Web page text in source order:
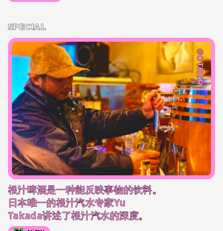
SPECIAL
#OTHER
根汁啤酒是一种能反映事物的饮料。
日本唯一的根汁汽水专家Yu
Takada讲述了根汁汽水的深度。